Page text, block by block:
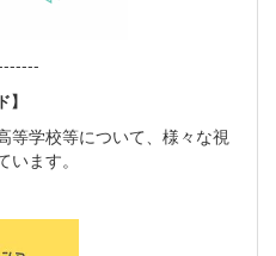
等学校等について、様々な視
ます。